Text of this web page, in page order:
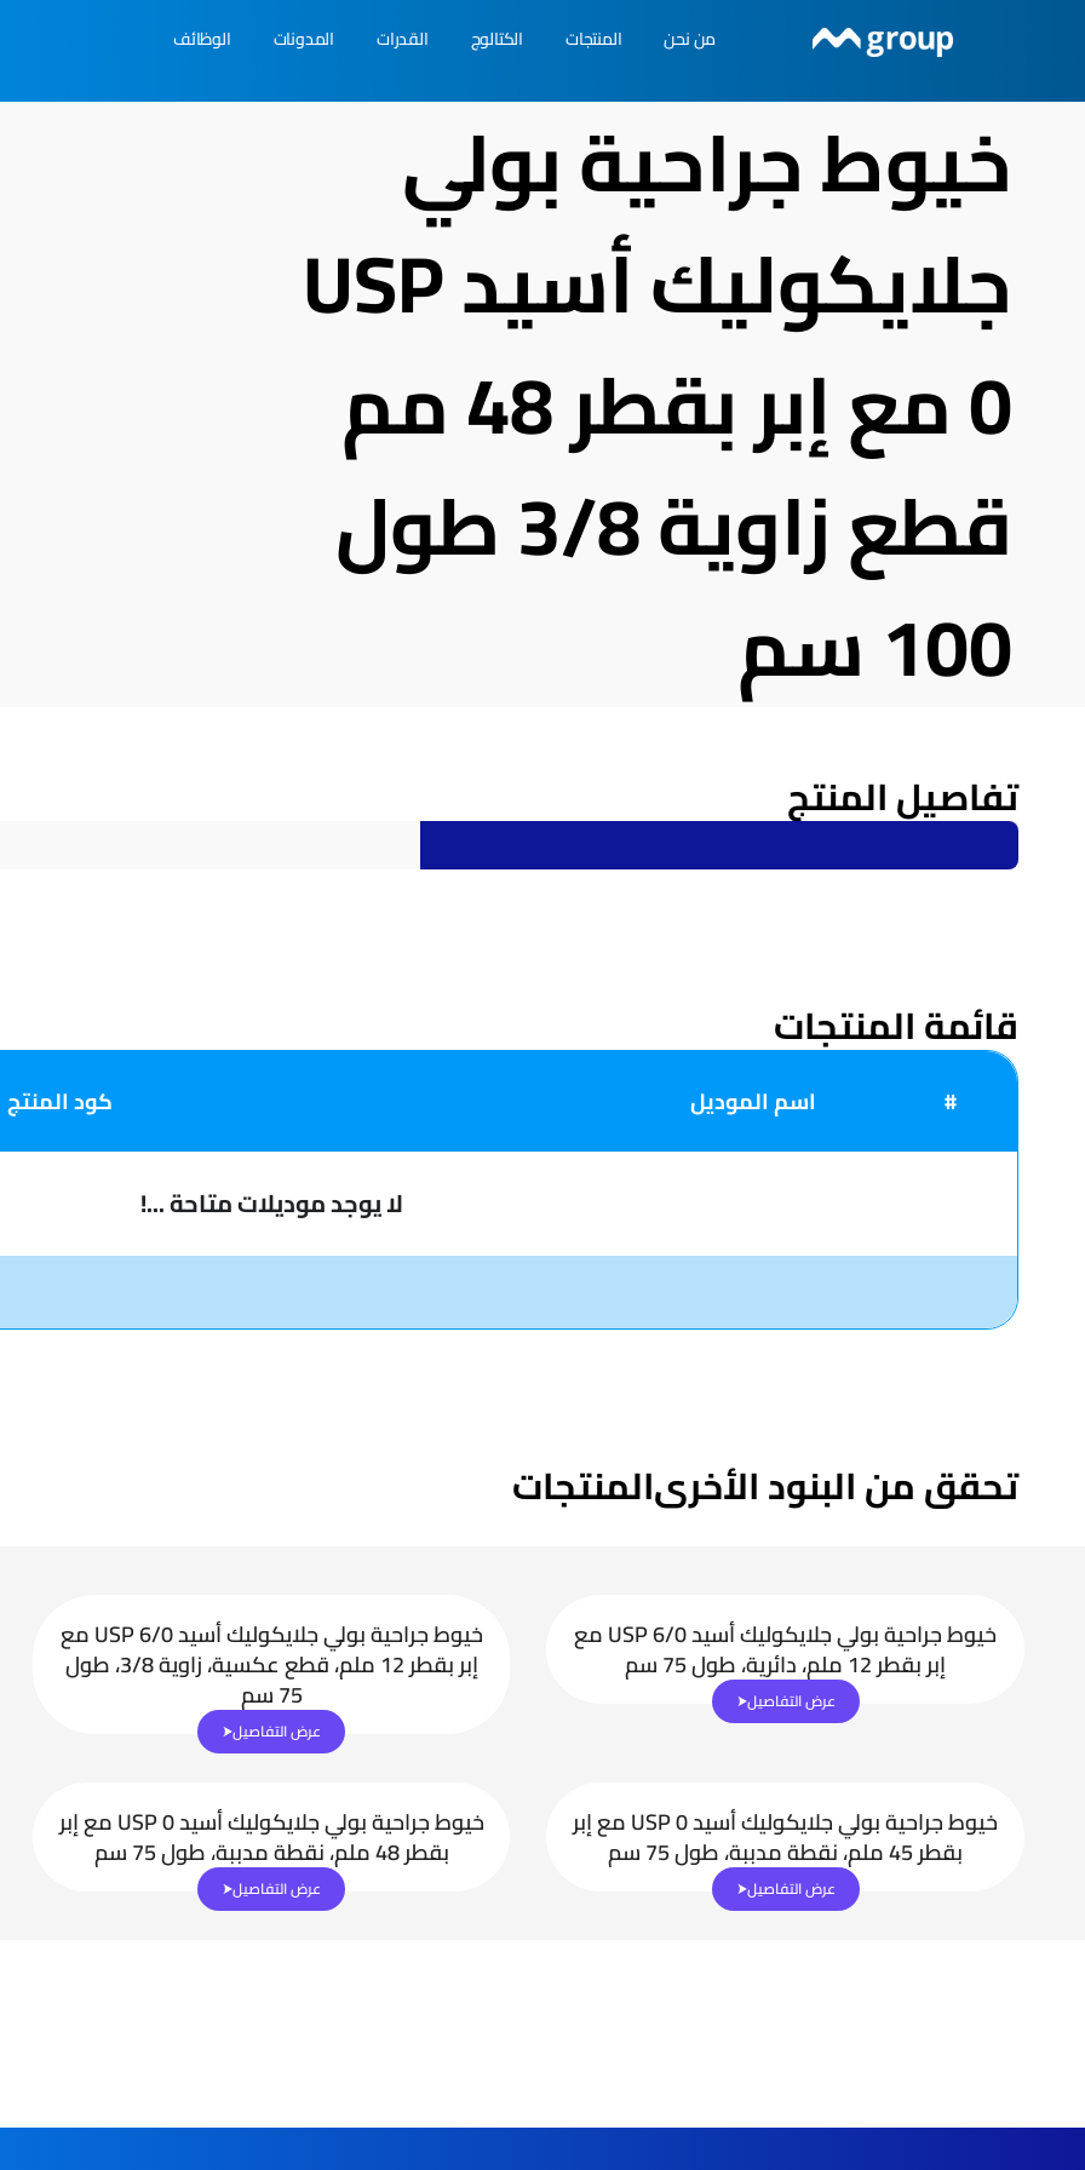
من نحن المنتجات الكتالوج القدرات المدونات الوظائف
خيوط جراحية بولي
جلايكوليك أسيد USP
0 مع إبر بقطر 48 مم
قطع زاوية 3/8 طول
100 سم
تفاصيل المنتج
قائمة المنتجات
# اسم الموديل كود المنتج
لا يوجد موديلات متاحة ...!
تحقق من البنود الأخرىالمنتجات
خيوط جراحية بولي جلايكوليك أسيد USP 6/0 مع
إبر بقطر 12 ملم، دائرية، طول 75 سم
عرض التفاصيل
خيوط جراحية بولي جلايكوليك أسيد USP 6/0 مع
إبر بقطر 12 ملم، قطع عكسية، زاوية 3/8، طول
75 سم
عرض التفاصيل
خيوط جراحية بولي جلايكوليك أسيد USP 0 مع إبر
بقطر 45 ملم، نقطة مدببة، طول 75 سم
عرض التفاصيل
خيوط جراحية بولي جلايكوليك أسيد USP 0 مع إبر
بقطر 48 ملم، نقطة مدببة، طول 75 سم
عرض التفاصيل